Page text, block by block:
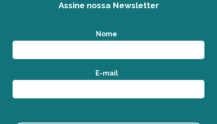
Assine nossa Newsletter
Nome *
E-mail *